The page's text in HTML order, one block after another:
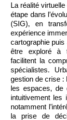
La réalité virtuelle et la réalité augmentée ouvrent une nouvelle
étape dans
(SIG), en
expérience
cartographie
être exploré à
facilitent la
spécialistes.
gestion de crise :
les espaces, de
intuitivement les
notamment
la prise de